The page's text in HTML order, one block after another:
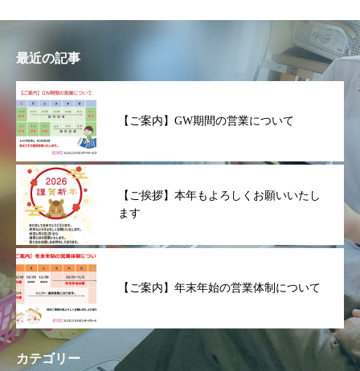
最近の記事
【ご案内】GW期間の営業について
【ご挨拶】本年もよろしくお願いいたし
ます
【ご案内】年末年始の営業体制について
カテゴリー